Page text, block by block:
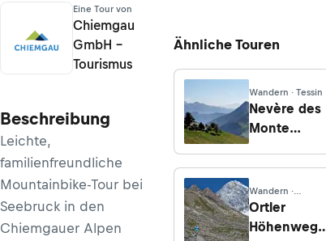
Eine Tour von
Chiemgau
GmbH –
Tourismus
Beschreibung
Leichte,
familienfreundliche
Mountainbike-Tour bei
Seebruck in den
Chiemgauer Alpen
Ähnliche Touren
Wandern · Tessin
Nevère des
Monte
Wandern ·
Südtirol
Ortler
Höhenweg -